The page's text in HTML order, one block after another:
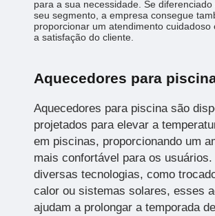
para a sua necessidade. Se
seu segmento, a empresa consegue
proporcionar um atendimento cuidadoso
a satisfação do cliente.
Aquecedores para
Aquecedores para piscina são
projetados para elevar a
em piscinas, proporcionando um
mais confortável para os
diversas tecnologias, como
calor ou sistemas solares, esses
ajudam a prolongar a temporada